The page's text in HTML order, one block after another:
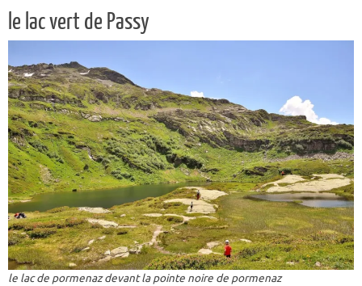
le lac vert de Passy
le lac de pormenaz devant la pointe noire de pormenaz